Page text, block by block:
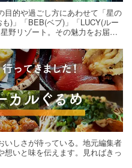
目的や過ごし方にあわせて「星の
)」「BEB(ベブ)」「LUCY(ルー
野リゾート。その魅力をお届け
いしさが待っている。地元編集者
いと味を伝えます。見ればきっ